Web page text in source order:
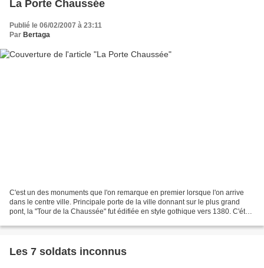
La Porte Chaussée
Publié le 06/02/2007 à 23:11
Par Bertaga
C'est un des monuments que l'on remarque en premier lorsque l'on arrive
dans le centre ville. Principale porte de la ville donnant sur le plus grand
pont, la "Tour de la Chaussée" fut édifiée en style gothique vers 1380. C'était
Les 7 soldats inconnus